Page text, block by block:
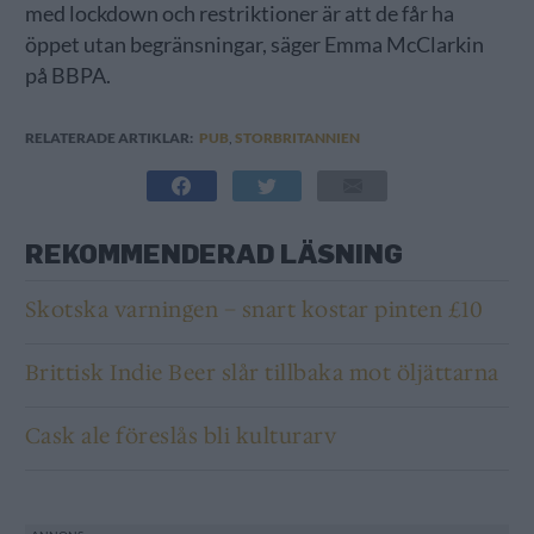
med lockdown och restriktioner är att de får ha
öppet utan begränsningar, säger Emma McClarkin
på BBPA.
RELATERADE ARTIKLAR: PUB STORBRITANNIEN
REKOMMENDERAD LÄSNING
Skotska varningen – snart kostar pinten £10
Brittisk Indie Beer slår tillbaka mot öljättarna
Cask ale föreslås bli kulturarv